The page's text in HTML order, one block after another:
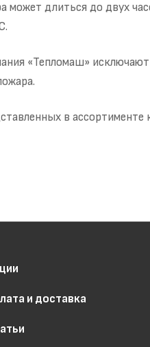
может длиться до двух
«Тепломаш»
в
и доставка